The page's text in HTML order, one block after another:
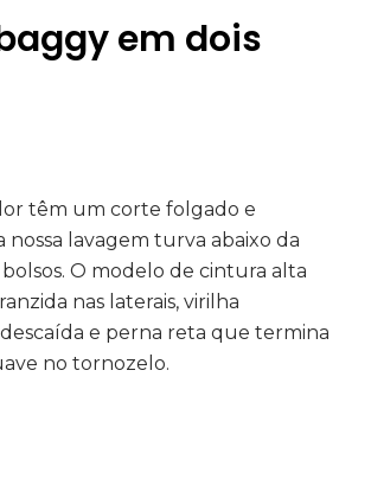
em dois
têm um corte folgado e
nossa lavagem turva abaixo da
O modelo de cintura alta
nas laterais, virilha
e perna reta que termina
no tornozelo.